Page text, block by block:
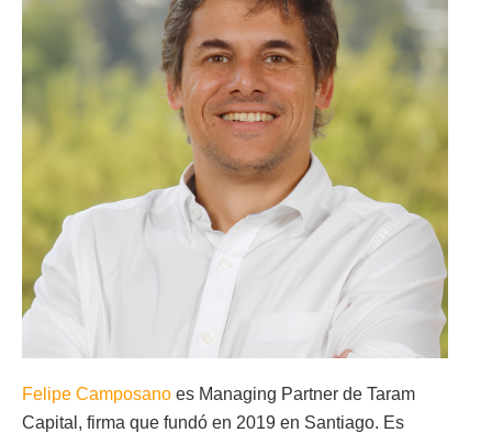
Felipe Camposano es Managing Partner de Taram
Capital, firma que fundó en 2019 en Santiago. Es